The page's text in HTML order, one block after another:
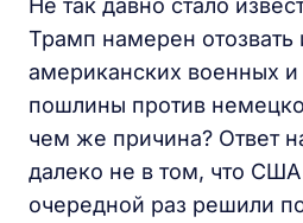
Трамп намерен отозвать
американских военных
пошлины против
чем же причина? Ответ
далеко не в том, что
очередной раз решили